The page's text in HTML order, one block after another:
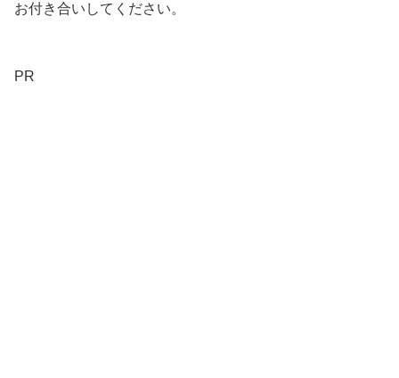
お付き合いしてください。
PR